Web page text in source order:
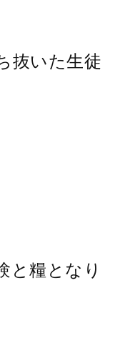
抜いた生徒
と糧となり